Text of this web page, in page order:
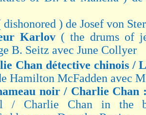
dishonored ) de Josef von
Karlov ( the drums of
B. Seitz avec June Collyer
Chan détective chinois /
Hamilton McFadden avec
noir / Charlie
/ Charlie Chan in the